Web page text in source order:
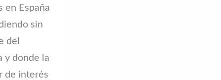
en España
sin
del
y donde la
de interés